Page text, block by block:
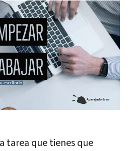
tarea que tienes que